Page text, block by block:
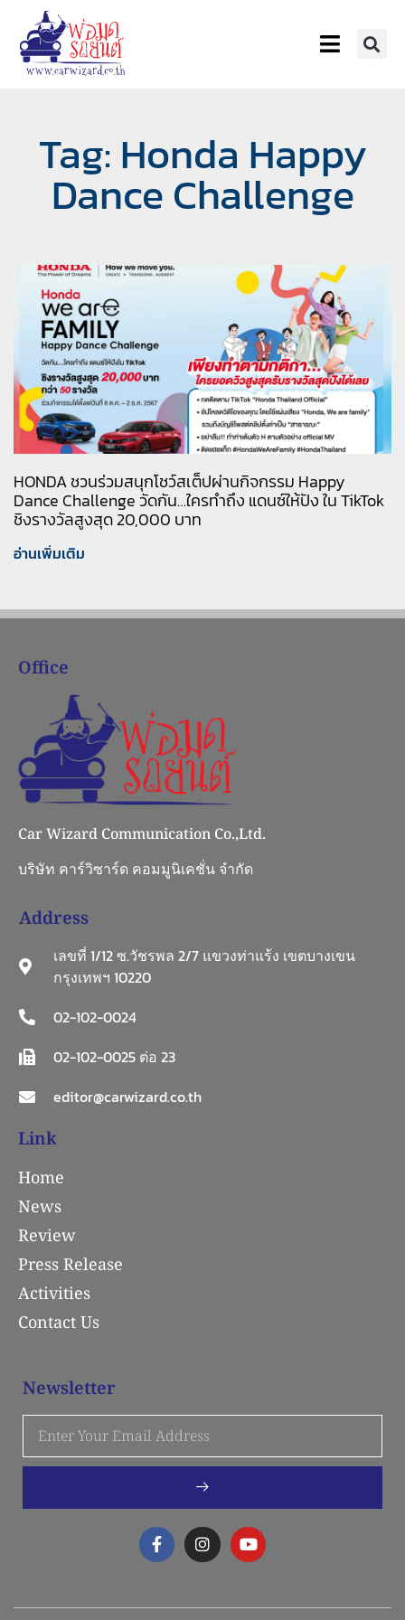
Tag: Honda Happy
Dance Challenge
HONDA ชวนร่วมสนุกโชว์สเต็ปผ่านกิจกรรม Happy
Dance Challenge วัดกัน…ใครทำถึง แดนซ์ให้ปัง ใน TikTok
ชิงรางวัลสูงสุด 20,000 บาท
อ่านเพิ่มเติม
Office
Car Wizard Communication Co.,Ltd.
บริษัท คาร์วิซาร์ด คอมมูนิเคชั่น จำกัด
Address
เลขที่ 1/12 ซ.วัชรพล 2/7 แขวงท่าแร้ง เขตบางเขน
กรุงเทพฯ 10220
02-102-0024
02-102-0025 ต่อ 23
editor@carwizard.co.th
Link
Home
News
Review
Press Release
Activities
Contact Us
Newsletter